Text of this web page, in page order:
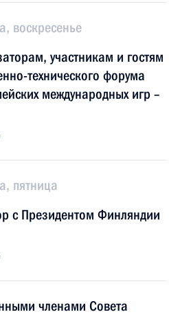
воскресенье
участникам и гостям
технического форума
международных игр –
пятница
с Президентом Финляндии
членами Совета